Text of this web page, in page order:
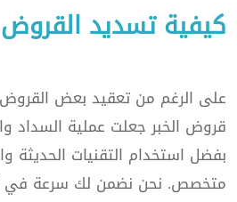
كيفية تسديد
على الرغم من تعقيد بعض
قروض الخبر جعلت عملية السداد
بفضل استخدام التقنيات الحديثة
متخصص. نحن نضمن لك سرعة في